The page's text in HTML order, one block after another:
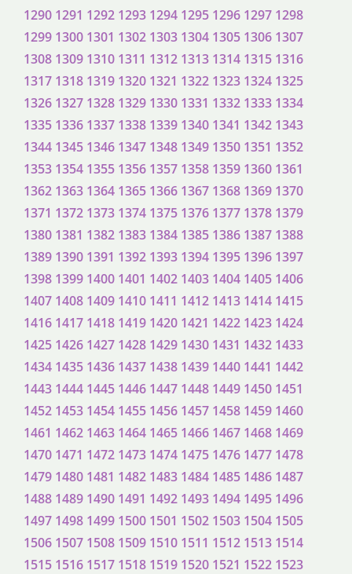
1290 1291 1292 1293 1294 1295 1296 1297 1298
1299 1300 1301 1302 1303 1304 1305 1306 1307
1308 1309 1310 1311 1312 1313 1314 1315 1316
1317 1318 1319 1320 1321 1322 1323 1324 1325
1326 1327 1328 1329 1330 1331 1332 1333 1334
1335 1336 1337 1338 1339 1340 1341 1342 1343
1344 1345 1346 1347 1348 1349 1350 1351 1352
1353 1354 1355 1356 1357 1358 1359 1360 1361
1362 1363 1364 1365 1366 1367 1368 1369 1370
1371 1372 1373 1374 1375 1376 1377 1378 1379
1380 1381 1382 1383 1384 1385 1386 1387 1388
1389 1390 1391 1392 1393 1394 1395 1396 1397
1398 1399 1400 1401 1402 1403 1404 1405 1406
1407 1408 1409 1410 1411 1412 1413 1414 1415
1416 1417 1418 1419 1420 1421 1422 1423 1424
1425 1426 1427 1428 1429 1430 1431 1432 1433
1434 1435 1436 1437 1438 1439 1440 1441 1442
1443 1444 1445 1446 1447 1448 1449 1450 1451
1452 1453 1454 1455 1456 1457 1458 1459 1460
1461 1462 1463 1464 1465 1466 1467 1468 1469
1470 1471 1472 1473 1474 1475 1476 1477 1478
1479 1480 1481 1482 1483 1484 1485 1486 1487
1488 1489 1490 1491 1492 1493 1494 1495 1496
1497 1498 1499 1500 1501 1502 1503 1504 1505
1506 1507 1508 1509 1510 1511 1512 1513 1514
1515 1516 1517 1518 1519 1520 1521 1522 1523